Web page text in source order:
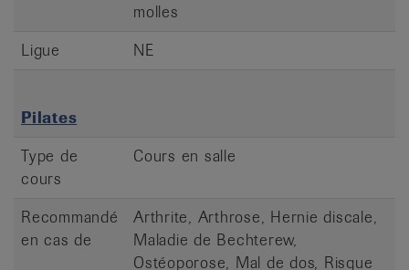
molles
Ligue
NE
Pilates
Type de
cours
Cours en salle
Recommandé
en cas de
Arthrite, Arthrose, Hernie discale,
Maladie de Bechterew,
Ostéoporose, Mal de dos, Risque